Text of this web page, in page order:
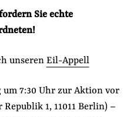
Sie echte
unseren Eil-Appell
um 7:30 Uhr zur Aktion vor
1, 11011 Berlin) –